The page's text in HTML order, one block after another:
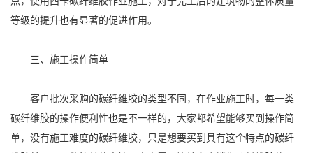
等级的提升也有显著的促进作用。
三、施工操作简单
客户批次采购的碳纤维胶的类型不同，在作业施工时，每一类
碳纤维胶的操作便利性也是不一样的，大家都希望能够买到操作简
单，没有施工难度的碳纤维胶，只是想要买到具有这个特点的碳纤